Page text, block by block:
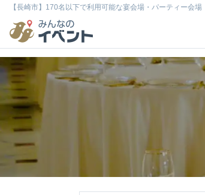
【長崎市】170名以下で利用可能な宴会場・パーティー会場